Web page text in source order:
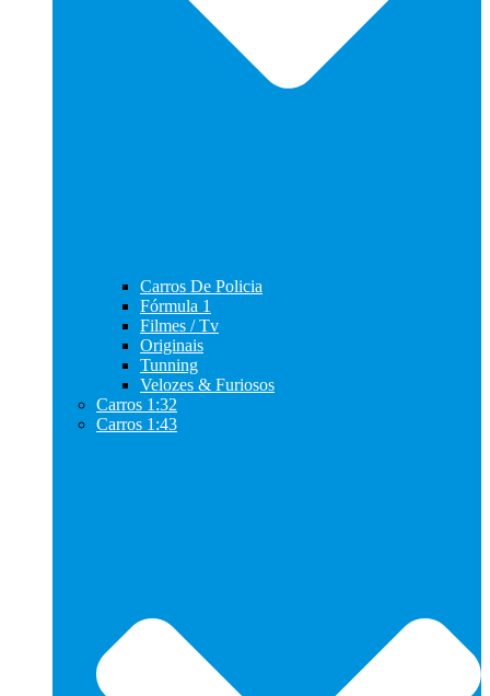
Carros De Policia
Fórmula 1
Filmes / Tv
Originais
Tunning
Velozes & Furiosos
Carros 1:32
Carros 1:43